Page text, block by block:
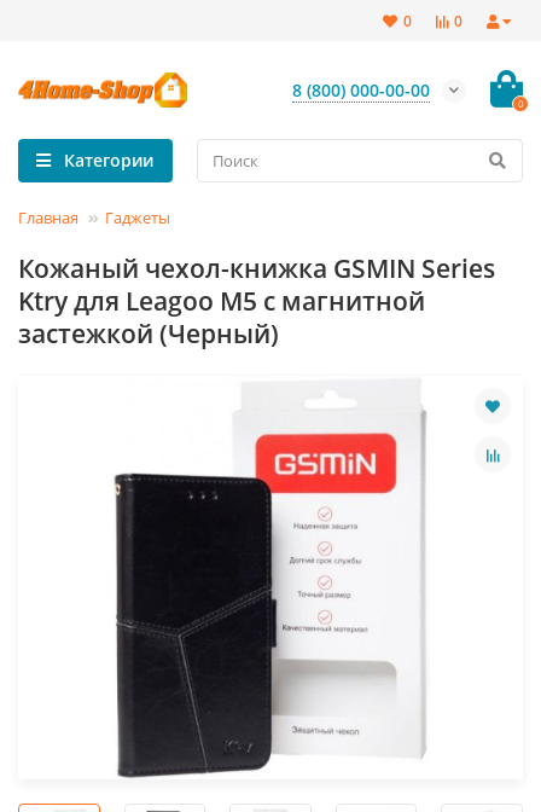
0
0
8 (800) 000-00-00
0
Категории
Главная Гаджеты
Кожаный чехол-книжка GSMIN Series
Ktry для Leagoo M5 с магнитной
застежкой (Черный)